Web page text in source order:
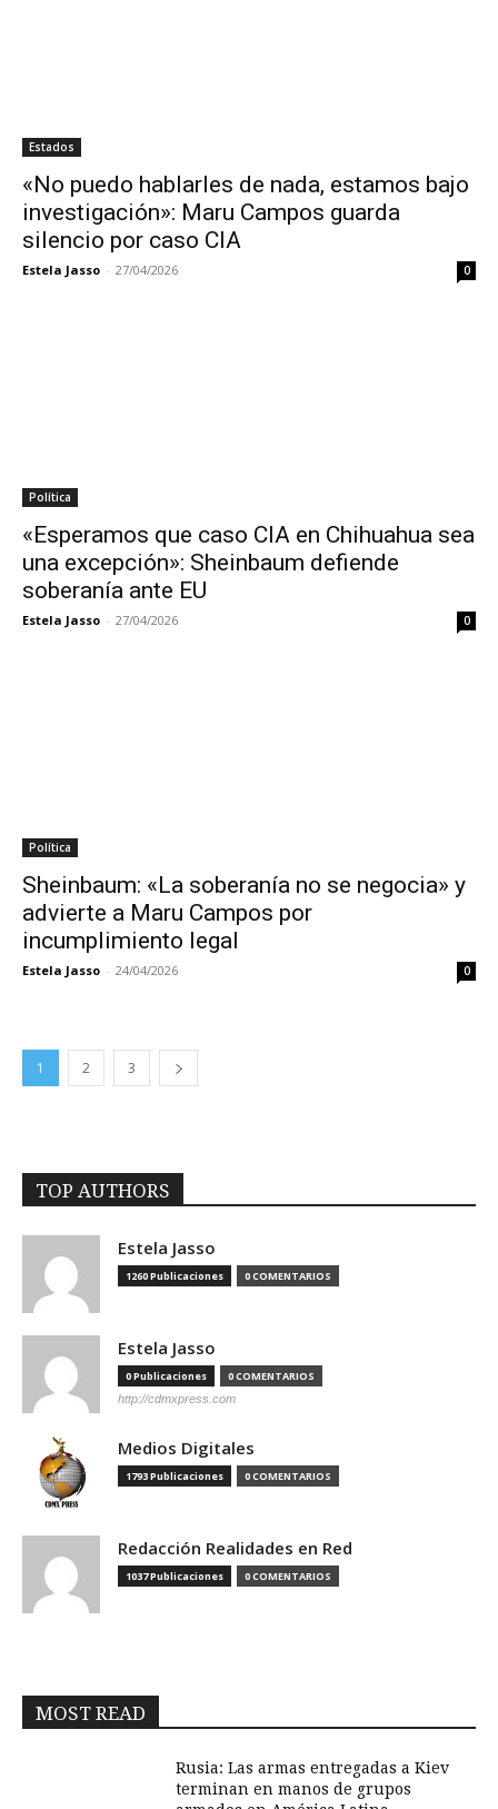
Estados
«No puedo hablarles de nada, estamos bajo
investigación»: Maru Campos guarda
silencio por caso CIA
Estela Jasso - 27/04/2026 0
Política
«Esperamos que caso CIA en Chihuahua sea
una excepción»: Sheinbaum defiende
soberanía ante EU
Estela Jasso - 27/04/2026 0
Política
Sheinbaum: «La soberanía no se negocia» y
advierte a Maru Campos por
incumplimiento legal
Estela Jasso - 24/04/2026 0
1 2 3
TOP AUTHORS
Estela Jasso
1260 Publicaciones 0 COMENTARIOS
Estela Jasso
0 Publicaciones 0 COMENTARIOS
http://cdmxpress.com
Medios Digitales
1793 Publicaciones 0 COMENTARIOS
Redacción Realidades en Red
1037 Publicaciones 0 COMENTARIOS
MOST READ
Rusia: Las armas entregadas a Kiev
terminan en manos de grupos